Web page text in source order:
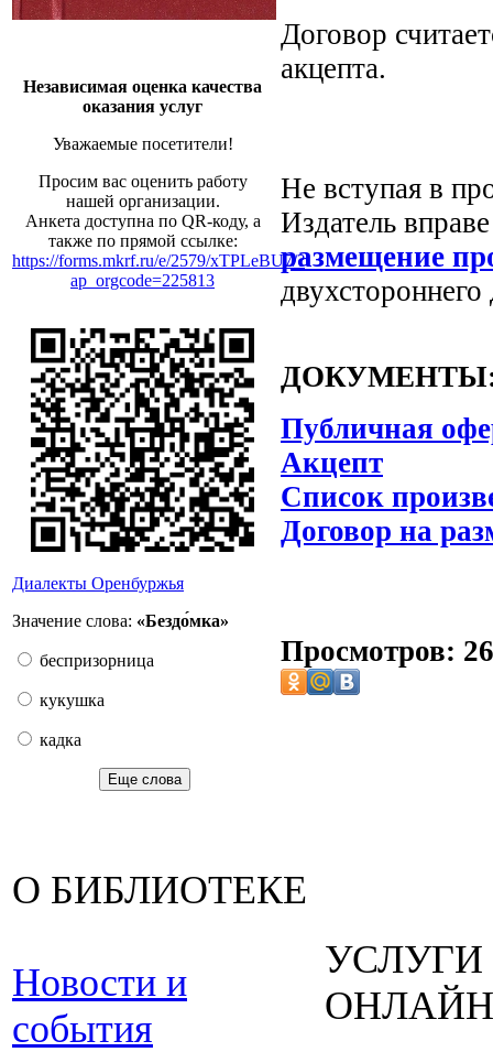
Независимая оценка качества
оказания услуг
Уважаемые посетители!
Просим вас оценить работу
нашей организации.
Анкета доступна по QR-коду, а
также по прямой ссылке:
https://forms.mkrf.ru/e/2579/xTPLeBU7/?
ap_orgcode=225813
Диалекты Оренбуржья
Значение слова: «Бездо́мка»
беспризорница
кукушка
кадка
Еще слова
Договор
акцепта.
Не вступая в
Издатель
размещение
Публичная
Акцепт
Список
Договор на
Просмотров:
О БИБЛИОТЕКЕ
Новости и
события
УСЛУГИ
ОНЛАЙН